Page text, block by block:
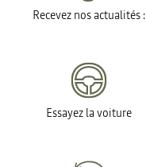
Recevez nos actualités :
Essayez la voiture